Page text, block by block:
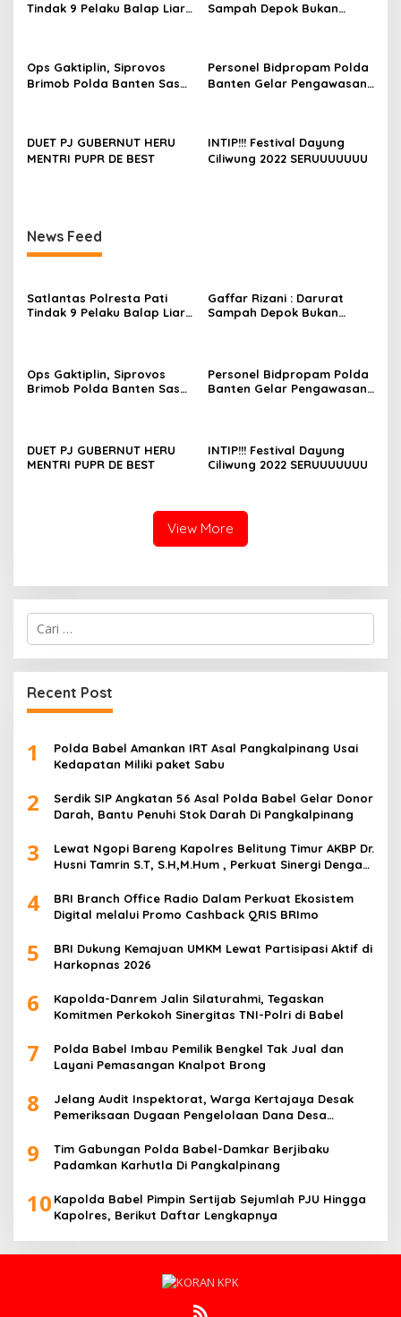
Tindak 9 Pelaku Balap Liar
Sampah Depok Bukan
Ops Gaktiplin, Siprovos
Brimob Polda Banten Sasar
Personel Bidpropam Polda
Banten Gelar Pengawasan
DUET PJ GUBERNUT HERU
MENTRI PUPR DE BEST
INTIP!!! Festival Dayung
Ciliwung 2022 SERUUUUUUU
News Feed
Satlantas Polresta Pati
Tindak 9 Pelaku Balap Liar
Gaffar Rizani : Darurat
Sampah Depok Bukan
Ops Gaktiplin, Siprovos
Brimob Polda Banten Sasar
Personel Bidpropam Polda
Banten Gelar Pengawasan
DUET PJ GUBERNUT HERU
MENTRI PUPR DE BEST
INTIP!!! Festival Dayung
Ciliwung 2022 SERUUUUUUU
View More
Cari
untuk:
Recent Post
1
Polda Babel Amankan IRT Asal Pangkalpinang Usai
Kedapatan Miliki paket Sabu
2
Serdik SIP Angkatan 56 Asal Polda Babel Gelar Donor
Darah, Bantu Penuhi Stok Darah Di Pangkalpinang
3
Lewat Ngopi Bareng Kapolres Belitung Timur AKBP Dr.
Husni Tamrin S.T, S.H,M.Hum , Perkuat Sinergi Dengan
4
BRI Branch Office Radio Dalam Perkuat Ekosistem
Digital melalui Promo Cashback QRIS BRImo
5
BRI Dukung Kemajuan UMKM Lewat Partisipasi Aktif di
Harkopnas 2026
6
Kapolda-Danrem Jalin Silaturahmi, Tegaskan
Komitmen Perkokoh Sinergitas TNI-Polri di Babel
7
Polda Babel Imbau Pemilik Bengkel Tak Jual dan
Layani Pemasangan Knalpot Brong
8
Jelang Audit Inspektorat, Warga Kertajaya Desak
Pemeriksaan Dugaan Pengelolaan Dana Desa
9
Tim Gabungan Polda Babel-Damkar Berjibaku
Padamkan Karhutla Di Pangkalpinang
10 Kapolda Babel Pimpin Sertijab Sejumlah PJU Hingga
Kapolres, Berikut Daftar Lengkapnya